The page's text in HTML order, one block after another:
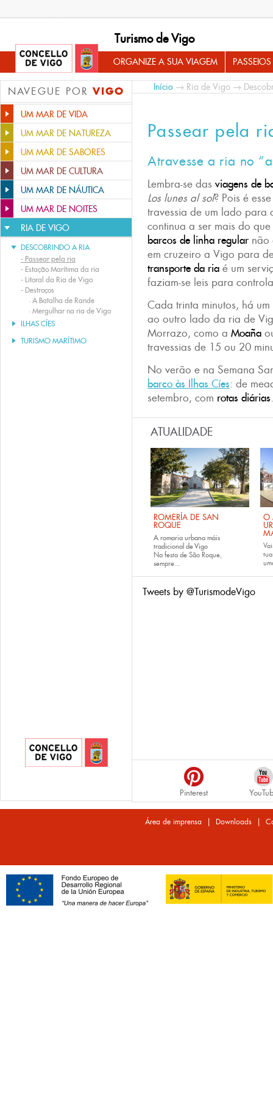
Turismo de Vigo
ORGANIZE A SUA VIAGEM
NAVEGUE POR VIGO
UM MAR DE VIDA
UM MAR DE NATUREZA
UM MAR DE SABORES
UM MAR DE CULTURA
UM MAR DE NÁUTICA
UM MAR DE NOITES
RIA DE VIGO
DESCOBRINDO A RIA
- Passear pela ria
- Estação Marítima da ria
- Litoral da Ria de Vigo
- Destroços
· A Batalha de Rande
· Mergulhar na ria de Vigo
ILHAS CÍES
TURISMO MARÍTIMO
Início → Ria de Vigo →
Passear pela
Atravesse a ria no
Lembra-se das viagens de
Los lunes al sol? Pois é
travessia de um lado
continua a ser mais do
barcos de linha regular não
em cruzeiro a Vigo para
transporte da ria é um
faziam-se leis para
Cada trinta minutos, há
ao outro lado da ria de
Morrazo, como a Moaña
travessias de 15 ou 20
No verão e na Semana
barco às Ilhas Cíes: de
setembro, com rotas diárias
ATUALIDADE
ROMERÍA DE SAN
ROQUE
A romaria urbana máis
tradicional de Vigo
Na festa de São Roque,
sempre...
O
Tweets by @TurismodeVigo
Pinterest
Área de imprensa | Downloads |